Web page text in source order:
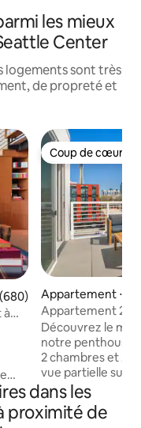
les mieux
Center
logements sont très
de propreté et
moyenne sur la base
à
il
Coup de cœur
Coup de cœur
Appartement ⋅
Appartement 2
panoramique sur
Découvrez le
notre penthouse
2 chambres et 2
vue partielle sur
votre balcon
entièrement
connectée de 65
dans les
proximité de